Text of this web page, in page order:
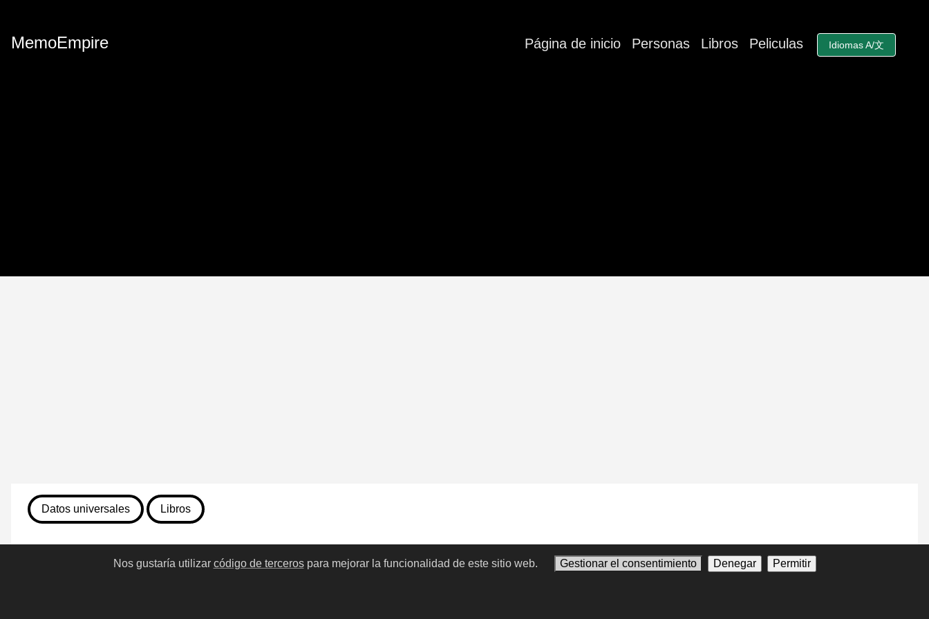
MemoEmpire Página de inicio Personas Libros Peliculas Idiomas A/文
Datos universales Libros
13 de julio de 2026Nos gustaría utilizar código de tercerospara mejorar la funcionalidad de este sitio web. Gestionar el consentimiento Denegar Permitir